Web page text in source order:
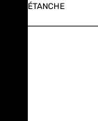
ÉTANCHE